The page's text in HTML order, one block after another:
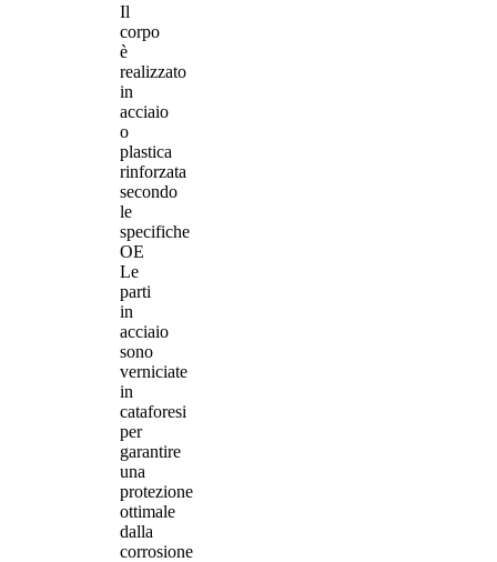
Il
corpo
è
realizzato
in
acciaio
o
plastica
rinforzata
secondo
le
specifiche
OE
Le
parti
in
acciaio
sono
verniciate
in
cataforesi
per
garantire
una
protezione
ottimale
dalla
corrosione